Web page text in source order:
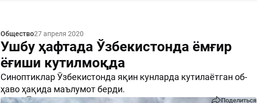
Общество27 апреля 2020
Ушбу ҳафтада Ўзбекистонда ёмғир
ёғиши кутилмоқда
Синоптиклар Ўзбекистонда яқин кунларда кутилаётган об-
ҳаво ҳақида маълумот берди.
2537 0 Поделиться